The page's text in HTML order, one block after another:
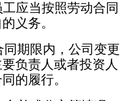
应当按照劳动合同
义务。
同期限内，公司变更
负责人或者投资人
的履行。